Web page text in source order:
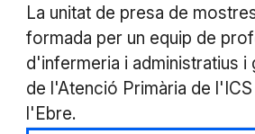
La unitat de presa de
formada per un equip de
d'infermeria i administratius
de l'Atenció Primària de
l'Ebre.